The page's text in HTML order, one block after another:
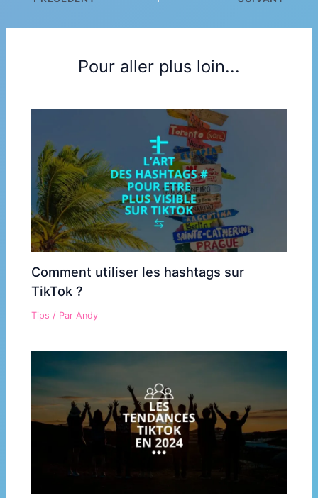
Pour aller plus loin...
Comment utiliser les hashtags sur
TikTok ?
Tips / ParAndy